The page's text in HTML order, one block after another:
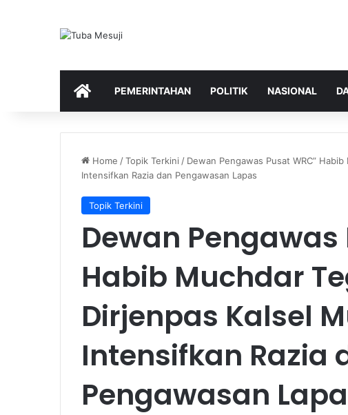
HOMEPEMERINTAHAN POLITIK NASIONAL
Home /Topik Terkini / Dewan Pengawas Pusat WRC”
Intensifkan Razia dan Pengawasan Lapas
Topik Terkini
Dewan Pengawas
Habib Muchdar
Dirjenpas Kalsel
Intensifkan Razia
Pengawasan